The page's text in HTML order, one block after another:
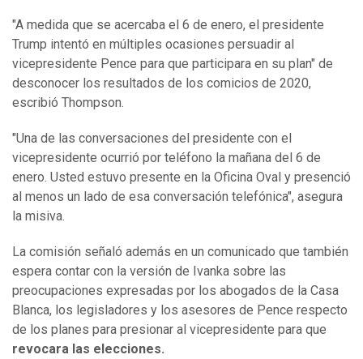
"A medida que se acercaba el 6 de enero, el presidente
Trump intentó en múltiples ocasiones persuadir al
vicepresidente Pence para que participara en su plan" de
desconocer los resultados de los comicios de 2020,
escribió Thompson.
"Una de las conversaciones del presidente con el
vicepresidente ocurrió por teléfono la mañana del 6 de
enero. Usted estuvo presente en la Oficina Oval y presenció
al menos un lado de esa conversación telefónica", asegura
la misiva.
La comisión señaló además en un comunicado que también
espera contar con la versión de Ivanka sobre las
preocupaciones expresadas por los abogados de la Casa
Blanca, los legisladores y los asesores de Pence respecto
de los planes para presionar al vicepresidente para que
revocara las elecciones.